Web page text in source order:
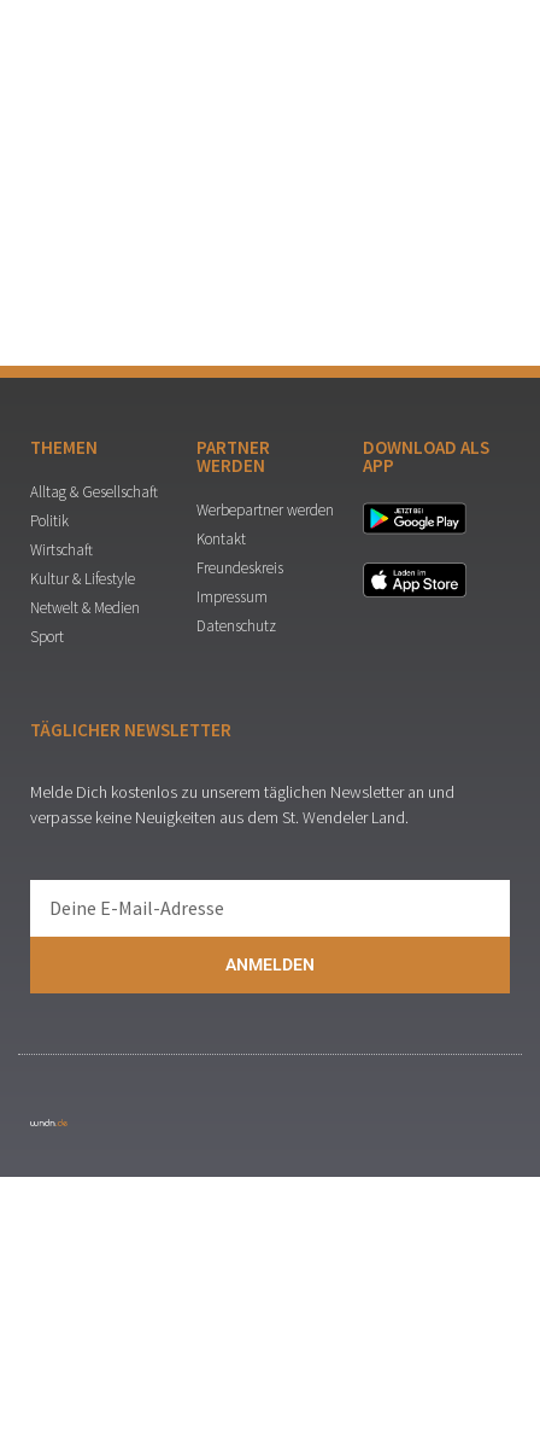
THEMEN
Alltag & Gesellschaft
Politik
Wirtschaft
Kultur & Lifestyle
Netwelt & Medien
Sport
PARTNER
WERDEN
Werbepartner werden
Kontakt
Freundeskreis
Impressum
Datenschutz
DOWNLOAD ALS
APP
TÄGLICHER NEWSLETTER
Melde Dich kostenlos zu unserem täglichen Newsletter an und
verpasse keine Neuigkeiten aus dem St. Wendeler Land.
ANMELDEN